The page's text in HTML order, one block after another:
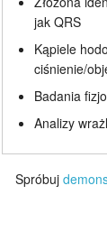
jak QRS
Kąpiele
ciśnienie/
Badania
Analizy
Spróbuj